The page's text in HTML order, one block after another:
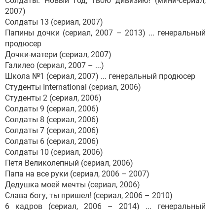
2007)
Солдаты 13 (сериал, 2007)
Папины дочки (сериал, 2007 – 2013) ... генеральный
продюсер
Дочки-матери (сериал, 2007)
Галилео (сериал, 2007 – ...)
Школа №1 (сериал, 2007) ... генеральный продюсер
Студенты International (сериал, 2006)
Студенты 2 (сериал, 2006)
Солдаты 9 (сериал, 2006)
Солдаты 8 (сериал, 2006)
Солдаты 7 (сериал, 2006)
Солдаты 6 (сериал, 2006)
Солдаты 10 (сериал, 2006)
Петя Великолепный (сериал, 2006)
Папа на все руки (сериал, 2006 – 2007)
Дедушка моей мечты (сериал, 2006)
Слава богу, ты пришел! (сериал, 2006 – 2010)
6 кадров (сериал, 2006 – 2014) ... генеральный